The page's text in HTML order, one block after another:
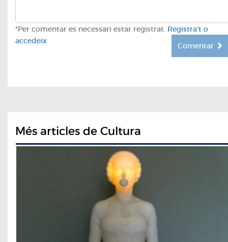
*Per comentar es necessari estar registrat. Registra't o
accedeix
Comentar
Més articles de Cultura